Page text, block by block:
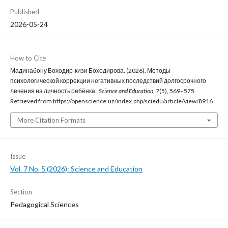
Published
2026-05-24
How to Cite
Мадинабону Боходир-кизи Боходирова. (2026). Методы
психологической коррекции негативных последствий долгосрочного
лечения на личность ребёнка . Science and Education, 7(5), 569–575.
Retrieved from https://openscience.uz/index.php/sciedu/article/view/8916
More Citation Formats
Issue
Vol. 7 No. 5 (2026): Science and Education
Section
Pedagogical Sciences